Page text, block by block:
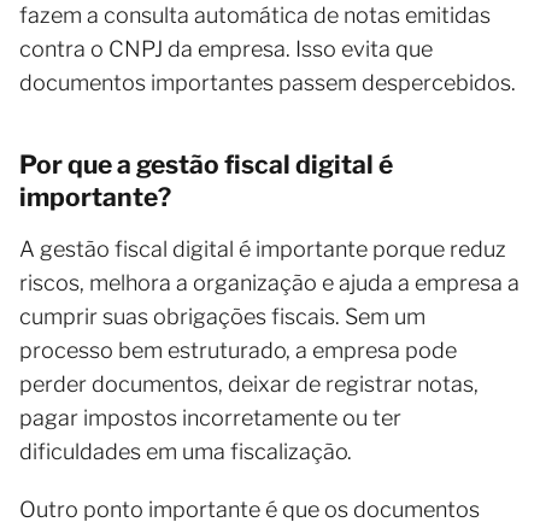
fazem a consulta automática de notas emitidas
contra o CNPJ da empresa. Isso evita que
documentos importantes passem despercebidos.
Por que a gestão fiscal digital é
importante?
A gestão fiscal digital é importante porque reduz
riscos, melhora a organização e ajuda a empresa a
cumprir suas obrigações fiscais. Sem um
processo bem estruturado, a empresa pode
perder documentos, deixar de registrar notas,
pagar impostos incorretamente ou ter
dificuldades em uma fiscalização.
Outro ponto importante é que os documentos